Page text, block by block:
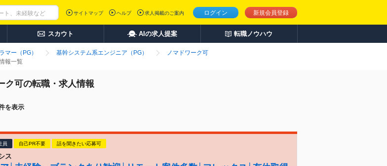
ログイン 新規会員登録
サイトマップ ヘルプ 求人掲載のご案内
スカウト AIの求人提案 転職ノウハウ
マー（PG） 基幹システム系エンジニア（PG）
ノマドワーク可
報一覧
ク可の転職・求人情報
を表示
員 自己PR不要 話を聞きたい応募可
ス